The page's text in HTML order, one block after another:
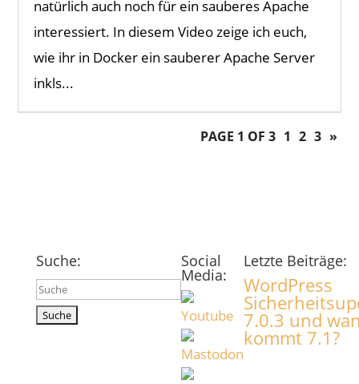
natürlich auch noch für ein sauberes Apache
interessiert. In diesem Video zeige ich euch,
wie ihr in Docker ein sauberer Apache Server
inkls...
PAGE 1 OF 3 1 2 3 »
Suche:
Suchen
nach:
Social
Media:
Letzte Beiträge:
WordPress
7.0.3 und
kommt 7.1?